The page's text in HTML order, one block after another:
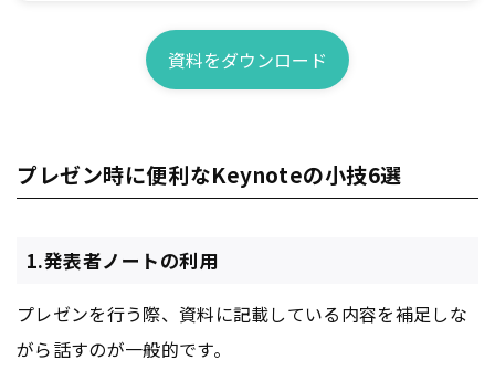
資料をダウンロード
プレゼン時に便利なKeynoteの小技6選
1.発表者ノートの利用
プレゼンを行う際、資料に記載している内容を補足しな
がら話すのが一般的です。